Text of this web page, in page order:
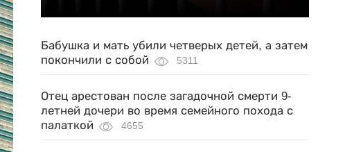
Бабушка и мать убили четверых детей, а затем
покончили с собой
5311
Отец арестован после загадочной смерти 9-
летней дочери во время семейного похода с
палаткой
4655